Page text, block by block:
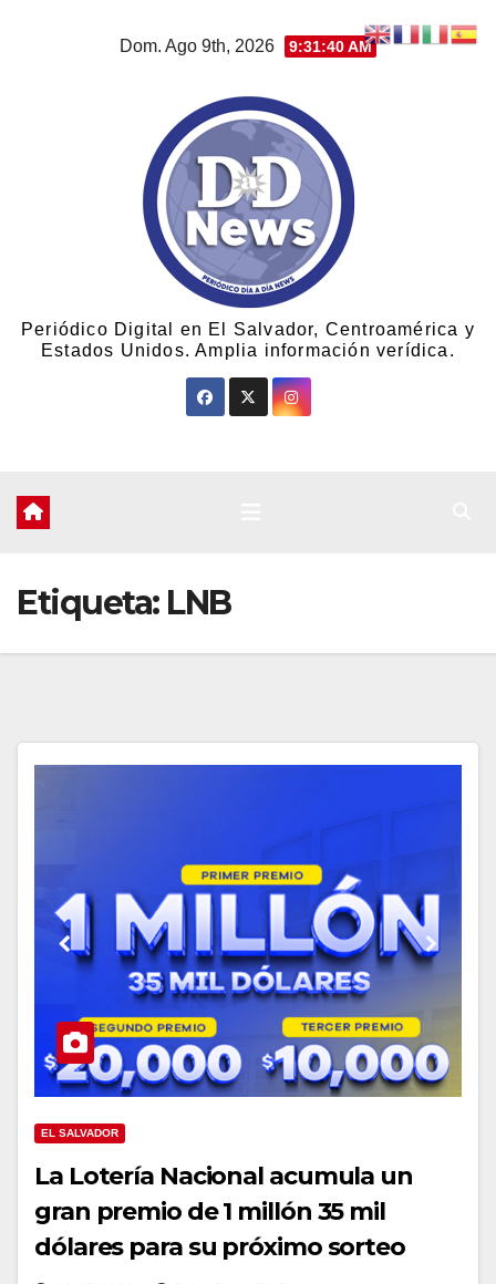
Dom. Ago 9th, 2026 9:31:42 AM
Periódico Digital en El Salvador, Centroamérica y
Estados Unidos. Amplia información verídica.
Etiqueta: LNB
EL SALVADOR
La Lotería Nacional acumula un
gran premio de 1 millón 35 mil
dólares para su próximo sorteo